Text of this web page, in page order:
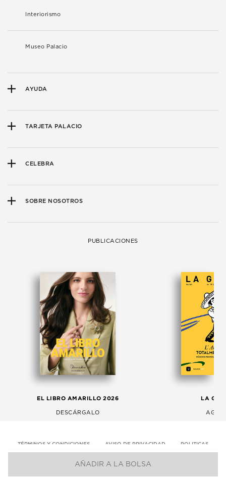
AÑADIR A LA BOLSA
Interiorismo
Museo Palacio
AYUDA
TARJETA PALACIO
CELEBRA
SOBRE NOSOTROS
PUBLICACIONES
EL LIBRO AMARILLO 2026
DESCÁRGALO
LA
TÉRMINOS Y CONDICIONES AVISO DE PRIVACIDAD POLITICAS